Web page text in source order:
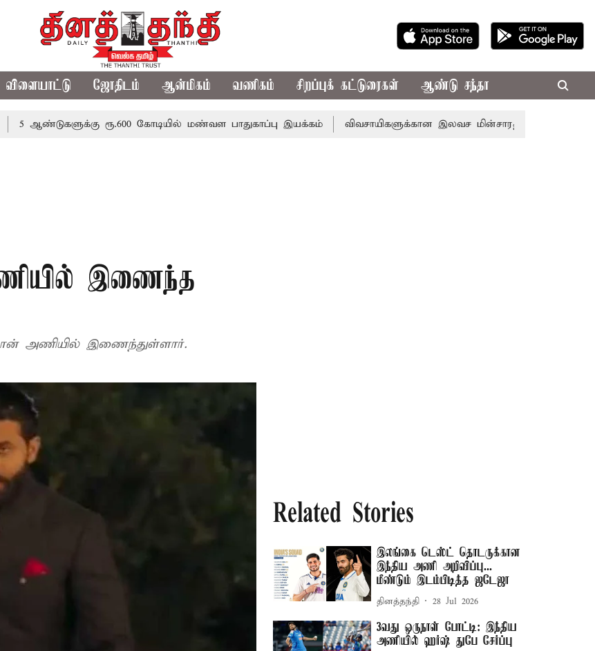
விளையாட்டு ஜோதிடம் ஆன்மிகம் வணிகம் சிறப்புக் கட்டுரைகள் ஆண்டு சந்தா
ரூ.600 கோடியில் மண்வள பாதுகாப்பு இயக்கம் விவசாயிகளுக்கான இலவச மின்சாரத்துக்காக ரூ.7,432 கோடி
இணைந்த
அணியில் இணைந்துள்ளார்.
Related Stories
இலங்கை டெஸ்ட் தொடருக்கான
இந்திய அணி அறிவிப்பு...
மீண்டும் இடம்பிடித்த ஜடேஜா
தினத்தந்தி 28 Jul 2026
3வது ஒருநாள் போட்டி: இந்திய
அணியில் ஹர்ஷ் துபே சேர்ப்பு